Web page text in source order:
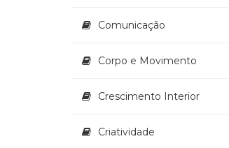
Comunicação
Corpo e Movimento
Crescimento Interior
Criatividade